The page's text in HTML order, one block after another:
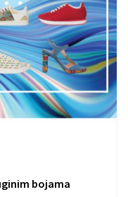
bojama